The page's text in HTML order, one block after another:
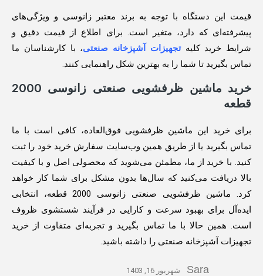
قیمت این دستگاه با توجه به برند معتبر زانوسی و ویژگی‌های
پیشرفته‌ای که دارد، متغیر است. برای اطلاع از قیمت دقیق و
شرایط خرید کلیهتجهیزات آشپزخانه صنعتی، با کارشناسان ما
تماس بگیرید تا شما را به بهترین شکل راهنمایی کنند.
خرید ماشین ظرفشویی صنعتی زانوسی 2000
قطعه
برای خرید این ماشین ظرفشویی فوق‌العاده، کافی است با ما
تماس بگیرید یا از طریق همین وب‌سایت سفارش خرید خود را ثبت
کنید. با خرید از ما، مطمئن می‌شوید که محصولی اصل و با کیفیت
بالا دریافت می‌کنید که سال‌ها بدون مشکل برای شما کار خواهد
کرد. ماشین ظرفشویی صنعتی زانوسی 2000 قطعه، انتخابی
ایده‌آل برای بهبود سرعت و کارایی در فرآیند شستشوی ظروف
است. همین حالا با ما تماس بگیرید و تجربه‌ای متفاوت از خرید
تجهیزات آشپزخانه صنعتی را داشته باشید.
Sara شهریور 16, 1403